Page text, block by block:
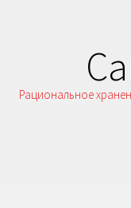
Рациональное